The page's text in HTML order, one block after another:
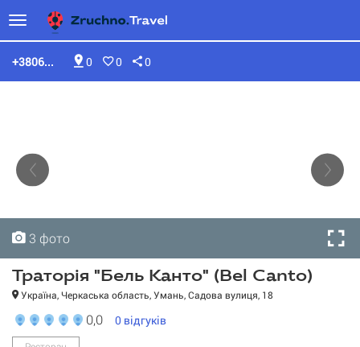
0 0 0
+3806...
3 фото
3 фото
3 фото
Траторія "Бель Канто" (Bel Canto)
Україна, Черкаська область, Умань, Садова вулиця, 18
0,0 0 відгуків